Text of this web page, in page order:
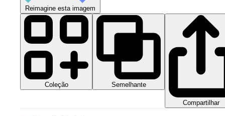
Reimagine esta imagem
Coleção Semelhante
Compartilhar